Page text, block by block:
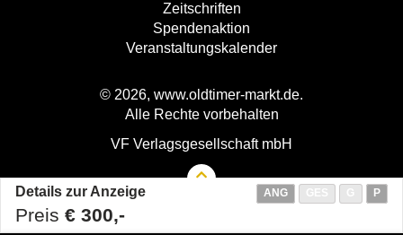
Details zur Anzeige ANG P
Preis € 300,-
Zeitschriften
Spendenaktion
Veranstaltungskalender
© 2026, www.oldtimer-markt.de.
Alle Rechte vorbehalten
VF Verlagsgesellschaft mbH